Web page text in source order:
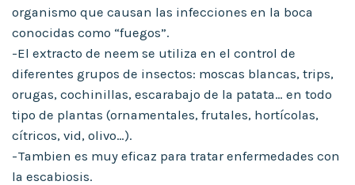
organismo que causan las infecciones en la boca
conocidas como “fuegos”.
-El extracto de neem se utiliza en el control de
diferentes grupos de insectos: moscas blancas, trips,
orugas, cochinillas, escarabajo de la patata… en todo
tipo de plantas (ornamentales, frutales, hortícolas,
cítricos, vid, olivo…).
-Tambien es muy eficaz para tratar enfermedades con
la escabiosis.